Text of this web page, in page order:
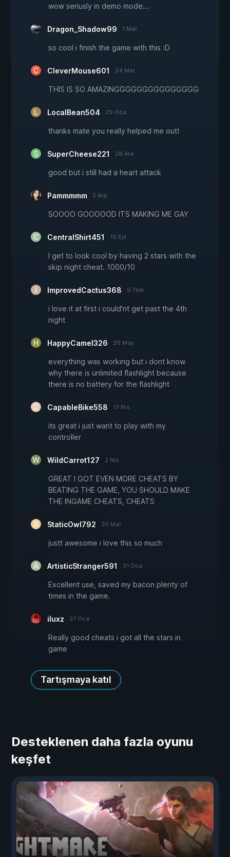
wow seriusly in demo mode...
Dragon_Shadow99 1 Mar
so cool i finish the game with this :D
CleverMouse601 24 Mar
THIS IS SO AMAZINGGGGGGGGGGGGGGG
LocalBean504 29 Oca
thanks mate you really helped me out!
SuperCheese221 28 Ara
good but i still had a heart attack
Pammmmm 2 Ara
SOOOO GOOOOOD ITS MAKING ME GAY
CentralShirt451 10 Eyl
I get to look cool by having 2 stars with the
skip night cheat. 1000/10
ImprovedCactus368 9 Tem
i love it at first i could'nt get past the 4th
night
HappyCamel326 26 May
everything was working but i dont know
why there is unlimited flashlight because
there is no battery for the flashlight
CapableBike558 13 Nis
its great i just want to play with my
controller
WildCarrot127 2 Nis
GREAT I GOT EVEN MORE CHEATS BY
BEATING THE GAME, YOU SHOULD MAKE
THE INGAME CHEATS, CHEATS
StaticOwl792 20 Mar
justt awesome i love this so much
ArtisticStranger591 31 Oca
Excellent use, saved my bacon plenty of
times in the game.
iluxz 27 Oca
Really good cheats i got all the stars in
game
Tartışmaya katıl
Desteklenen daha fazla oyunu
keşfet